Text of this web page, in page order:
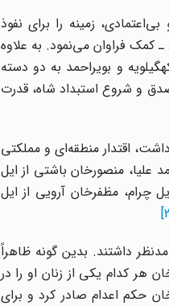
زمینه را برای نفوذ
کمک فراوان می‌نمود. به علاوه
و بویراحمد به دو دسته
و شروع استبداد شاه، قدرت
اقتدار منطقه‌ای و مملکتی
منصورخان باشتی از ایل
چرام، مظفرخان آرویی از ایل
داشتند. بدین گونه ظاهراً
هر کدام یکی از زنان او را در
عبدالله‌خان حکم اعدام صادر کرد و برای